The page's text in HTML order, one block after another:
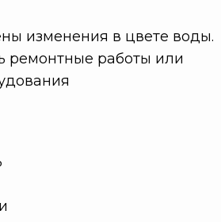
изменения в цвете воды.
ремонтные работы или